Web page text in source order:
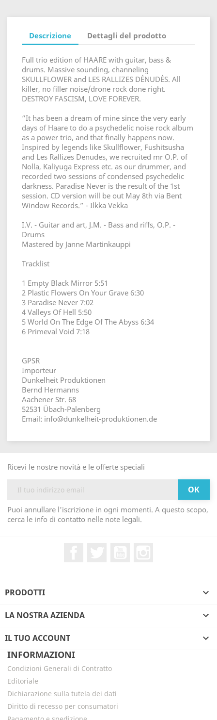
Descrizione Dettagli del prodotto
Full trio edition of HAARE with guitar, bass &
drums. Massive sounding, channeling
SKULLFLOWER and LES RALLIZES DÉNUDÉS. All
killer, no filler noise/drone rock done right.
DESTROY FASCISM, LOVE FOREVER.
“It has been a dream of mine since the very early
days of Haare to do a psychedelic noise rock album
as a power trio, and that finally happens now.
Inspired by legends like Skullflower, Fushitsusha
and Les Rallizes Denudes, we recruited mr O.P. of
Nolla, Kaliyuga Express etc. as our drummer, and
recorded two sessions of condensed psychedelic
darkness. Paradise Never is the result of the 1st
session. CD version will be out May 8th via Bent
Window Records.” - Ilkka Vekka
I.V. - Guitar and art, J.M. - Bass and riffs, O.P. -
Drums
Mastered by Janne Martinkauppi
Tracklist
1 Empty Black Mirror 5:51
2 Plastic Flowers On Your Grave 6:30
3 Paradise Never 7:02
4 Valleys Of Hell 5:50
5 World On The Edge Of The Abyss 6:34
6 Primeval Void 7:18
GPSR
Importeur
Dunkelheit Produktionen
Bernd Hermanns
Aachener Str. 68
52531 Übach-Palenberg
Email: info@dunkelheit-produktionen.de
Ricevi le nostre novità e le offerte speciali
Puoi annullare l'iscrizione in ogni momenti. A questo scopo,
cerca le info di contatto nelle note legali.
PRODOTTI 
LA NOSTRA AZIENDA 
IL TUO ACCOUNT

INFORMAZIONI
Condizioni Generali di Contratto
Editoriale
Dichiarazione sulla tutela dei dati
Diritto di recesso per consumatori